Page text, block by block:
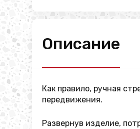
Описание
Как правило, ручная
передвижения.
Развернув изделие,